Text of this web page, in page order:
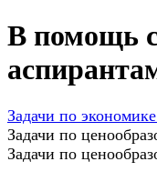
В помощь
Задачи по
Задачи по
Задачи по